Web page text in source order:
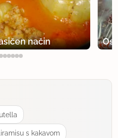
način
s kakavom